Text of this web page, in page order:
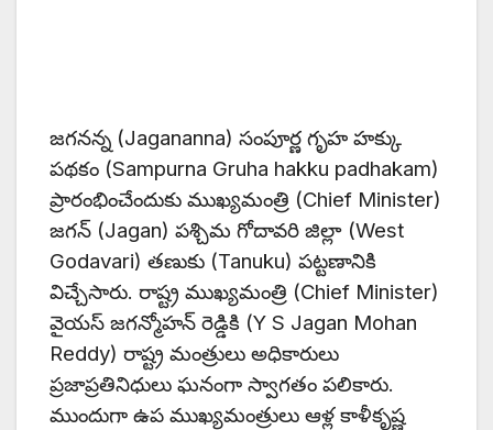
జగనన్న (Jagananna) సంపూర్ణ గృహ హక్కు
పథకం (Sampurna Gruha hakku padhakam)
ప్రారంభించేందుకు ముఖ్యమంత్రి (Chief Minister)
జగన్ (Jagan) పశ్చిమ గోదావరి జిల్లా (West
Godavari) తణుకు (Tanuku) పట్టణానికి
విచ్చేసారు. రాష్ట్ర ముఖ్యమంత్రి (Chief Minister)
వైయస్ జగన్మోహన్ రెడ్డికి (Y S Jagan Mohan
Reddy) రాష్ట్ర మంత్రులు అధికారులు
ప్రజాప్రతినిధులు ఘనంగా స్వాగతం పలికారు.
ముందుగా ఉప ముఖ్యమంత్రులు ఆళ్ల కాళీకృష్ణ